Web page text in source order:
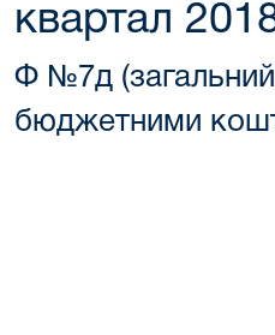
квартал
Ф №7д (загальний
бюджетними